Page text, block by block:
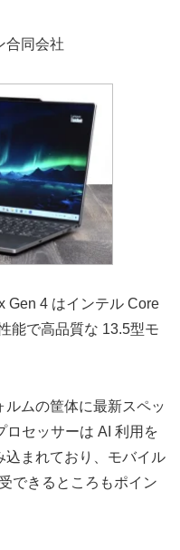
合同会社
Gen 4 はインテル Core
能で高品質な 13.5型モ
ムの筐体に最新スペッ
ロセッサーは AI 利用を
込まれており、モバイル
できるところもポイン